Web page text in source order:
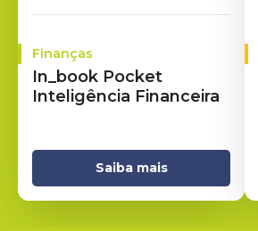
Finanças
In_book Pocket
Inteligência Financeira
Saiba mais